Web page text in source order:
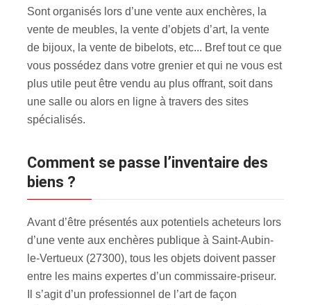
Sont organisés lors d’une vente aux enchères, la
vente de meubles, la vente d’objets d’art, la vente
de bijoux, la vente de bibelots, etc... Bref tout ce que
vous possédez dans votre grenier et qui ne vous est
plus utile peut être vendu au plus offrant, soit dans
une salle ou alors en ligne à travers des sites
spécialisés.
Comment se passe l’inventaire des
biens ?
Avant d’être présentés aux potentiels acheteurs lors
d’une vente aux enchères publique à Saint-Aubin-
le-Vertueux (27300), tous les objets doivent passer
entre les mains expertes d’un commissaire-priseur.
Il s’agit d’un professionnel de l’art de façon